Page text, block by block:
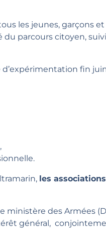
les jeunes, garçons
parcours citoyen,
fin
les
ministère des Armées
général,